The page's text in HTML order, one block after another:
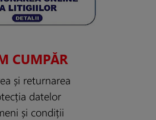
CUMPĂR
și returnarea
datelor
și condiții